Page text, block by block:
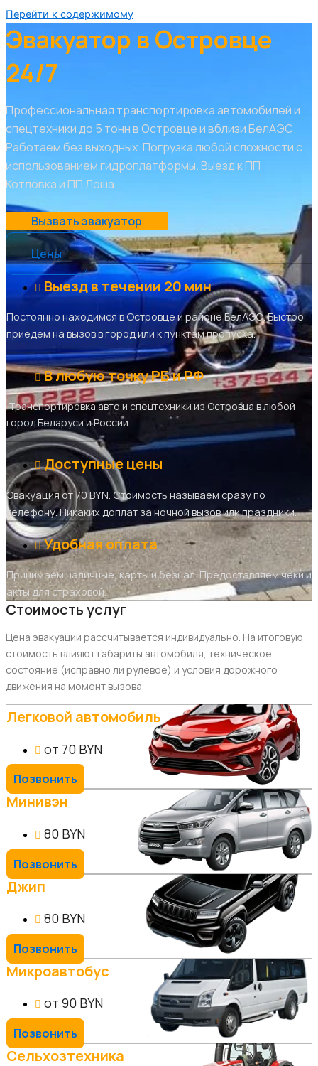
Перейти к содержимому
Эвакуатор в Островце
24/7
Профессиональная транспортировка автомобилей и
спецтехники до 5 тонн в Островце и вблизи БелАЭС.
Работаем без выходных. Погрузка любой сложности с
использованием гидроплатформы. Выезд к ПП
Котловка и ПП Лоша.
Вызвать эвакуатор
Цены
Выезд в течении 20 мин
Постоянно находимся в Островце и районе БелАЭС. Быстро
приедем на вызов в город или к пунктам пропуска.
В любую точку РБ и РФ
Транспортировка авто и спецтехники из Островца в любой
город Беларуси и России.
Доступные цены
Эвакуация от 70 BYN. Стоимость называем сразу по
телефону. Никаких доплат за ночной вызов или праздники.
Удобная оплата
Принимаем наличные, карты и безнал. Предоставляем чеки и
акты для страховой.
Стоимость услуг
Цена эвакуации рассчитывается индивидуально. На итоговую
стоимость влияют габариты автомобиля, техническое
состояние (исправно ли рулевое) и условия дорожного
движения на момент вызова.
Легковой автомобиль
от 70 BYN
Позвонить
Минивэн
80 BYN
Позвонить
Джип
80 BYN
Позвонить
Микроавтобус
от 90 BYN
Позвонить
Сельхозтехника